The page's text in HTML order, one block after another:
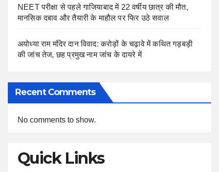
NEET परीक्षा से पहले गाजियाबाद में 22 वर्षीय छात्र की मौत,
मानसिक दबाव और तैयारी के माहौल पर फिर उठे सवाल
अयोध्या राम मंदिर दान विवाद: करोड़ों के चढ़ावे में कथित गड़बड़ी
की जांच तेज, छह प्रमुख नाम जांच के दायरे में
Recent Comments
No comments to show.
Quick Links